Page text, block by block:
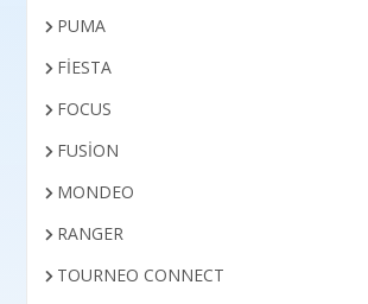
PUMA
FİESTA
FOCUS
FUSİON
MONDEO
RANGER
TOURNEO CONNECT